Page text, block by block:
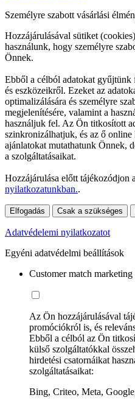
Személyre szabott vásárlási
Hozzájárulásával sütiket
használunk, hogy személyre
Önnek.
Ebből a célból adatokat
és eszközeikről. Ezeket az
optimalizálására és személyre
megjelenítésére, valamint a
használjuk fel. Az Ön titkosított
szinkronizálhatjuk, és az ő
ajánlatokat mutathatunk Önnek,
a szolgáltatásaikat.
Hozzájárulása előtt tájékozódjon
nyilatkozatunkban..
Elfogadás Csak a szükséges
Adatvédelemi nyilatkozatot
Egyéni adatvédelmi beállítások
Customer match marketing
Az Ön hozzájárulásával
promóciókról is, és
Ebből a célból az Ön
külső szolgáltatókkal
hirdetési csatornáikat
szolgáltatásaikat:
Bing, Criteo, Meta,